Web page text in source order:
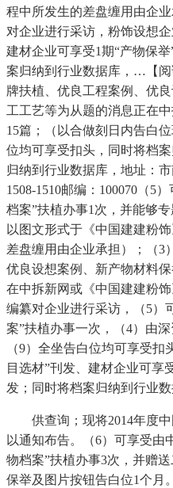
程中所发生的差盘缠用由企
对企业进行采访，粉饰设想企
建材企业可享受1期“产物保
案归纳到行业数据库，…【
牌扶植、优良工程案例、优
工工艺等为从题的消息正在
15篇；（以合做刻日内告白
位均可享受扣头，同时将档
归纳到行业数据库，地址：
1508-1510邮编：100070（5
档案”扶植办事1次，并能够
以图文形式于《中国建建粉
差盘缠用由企业承担）；（3
优良设想案例、新产物材料
在中拆新网或《中国建建粉
编纂对企业进行采访，（5）
案”扶植办事一次，（4）由
（9）全坐告白位均可享受
目选材”刊发、建材企业可享
发；同时将档案归纳到行业数
供查询；现将2014年度中
以通知布告。（6）可享受由
物档案”扶植办事3次，并赠
保举及图片按钮告白位1个月